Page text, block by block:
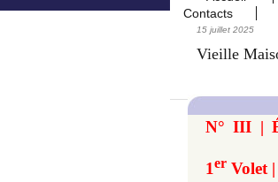
Contacts
15 juillet 2025
Vieille
N° III |
1er Volet